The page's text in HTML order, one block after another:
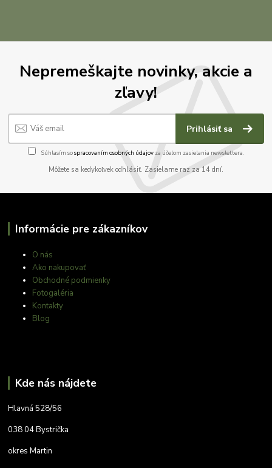
Nepremeškajte novinky, akcie a
zľavy!
Prihlásiť sa
Súhlasím sospracovaním osobných údajov za účelom zasielania newslettera.
Môžete sa kedykoľvek odhlásiť. Zasielame raz za 14 dní.
Informácie pre zákazníkov
O nás
Ako nakupovať
Obchodné podmienky
Fotogaléria
Kontakty
Blog
Kde nás nájdete
Hlavná 528/56
038 04 Bystrička
okres Martin